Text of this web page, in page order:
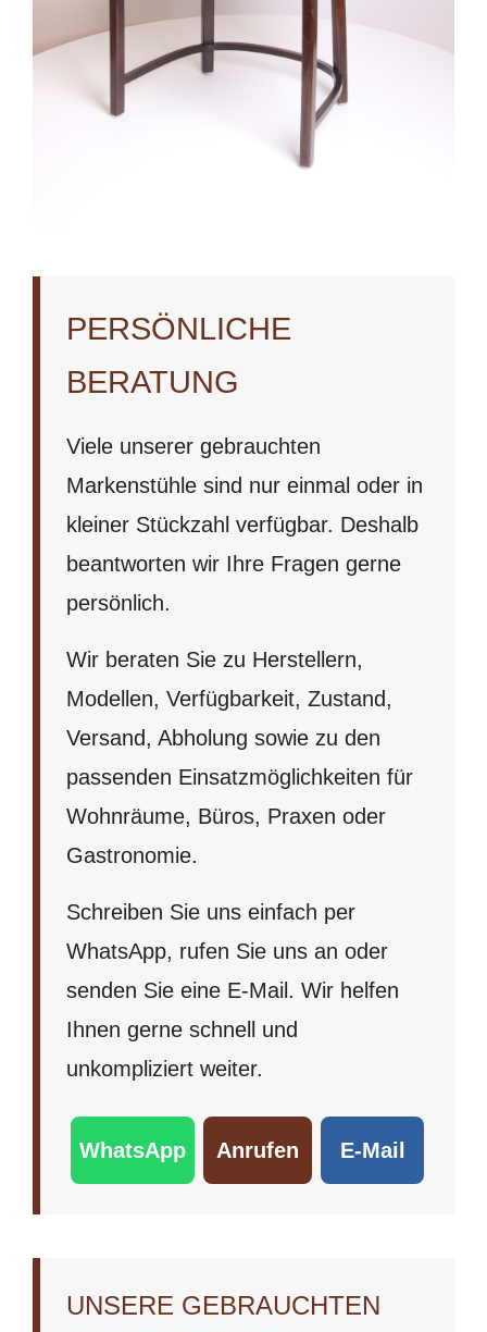
PERSÖNLICHE
BERATUNG
Viele unserer gebrauchten
Markenstühle sind nur einmal oder in
kleiner Stückzahl verfügbar. Deshalb
beantworten wir Ihre Fragen gerne
persönlich.
Wir beraten Sie zu Herstellern,
Modellen, Verfügbarkeit, Zustand,
Versand, Abholung sowie zu den
passenden Einsatzmöglichkeiten für
Wohnräume, Büros, Praxen oder
Gastronomie.
Schreiben Sie uns einfach per
WhatsApp, rufen Sie uns an oder
senden Sie eine E-Mail. Wir helfen
Ihnen gerne schnell und
unkompliziert weiter.
WhatsApp Anrufen E-Mail
UNSERE GEBRAUCHTEN